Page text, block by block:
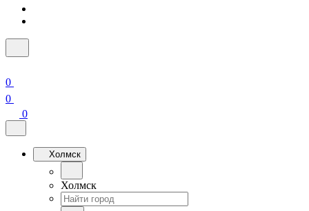
0
0
0
Холмск
Холмск